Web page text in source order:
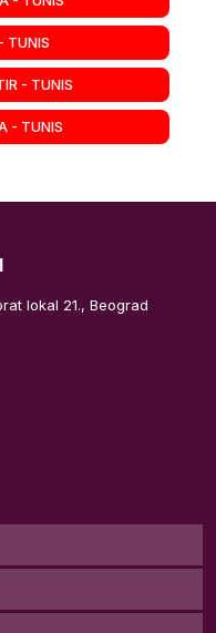
TUNIS
- TUNIS
- TUNIS
lokal 21., Beograd